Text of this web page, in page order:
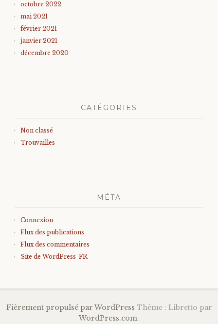
octobre 2022
mai 2021
février 2021
janvier 2021
décembre 2020
CATÉGORIES
Non classé
Trouvailles
MÉTA
Connexion
Flux des publications
Flux des commentaires
Site de WordPress-FR
Fièrement propulsé par WordPress Thème : Libretto par
WordPress.com.